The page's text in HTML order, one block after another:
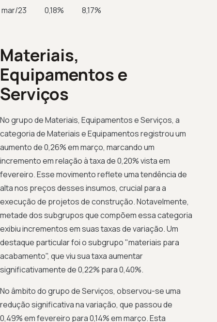
mar/23
0,18% 8,17%
Materiais,
Equipamentos e
Serviços
No grupo de Materiais, Equipamentos e Serviços, a
categoria de Materiais e Equipamentos registrou um
aumento de 0,26% em março, marcando um
incremento em relação à taxa de 0,20% vista em
fevereiro. Esse movimento reflete uma tendência de
alta nos preços desses insumos, crucial para a
execução de projetos de construção. Notavelmente,
metade dos subgrupos que compõem essa categoria
exibiu incrementos em suas taxas de variação. Um
destaque particular foi o subgrupo "materiais para
acabamento", que viu sua taxa aumentar
significativamente de 0,22% para 0,40%.
No âmbito do grupo de Serviços, observou-se uma
redução significativa na variação, que passou de
0,49% em fevereiro para 0,14% em março. Esta